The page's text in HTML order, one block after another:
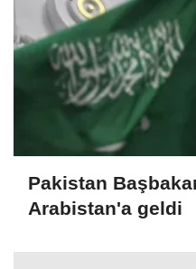
Pakistan
Arabistan'a geldi